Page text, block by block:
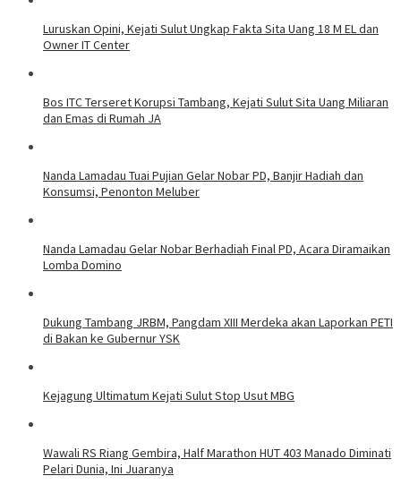
Luruskan Opini, Kejati Sulut Ungkap Fakta Sita Uang 18 M EL dan
Owner IT Center
Bos ITC Terseret Korupsi Tambang, Kejati Sulut Sita Uang Miliaran
dan Emas di Rumah JA
Nanda Lamadau Tuai Pujian Gelar Nobar PD, Banjir Hadiah dan
Konsumsi, Penonton Meluber
Nanda Lamadau Gelar Nobar Berhadiah Final PD, Acara Diramaikan
Lomba Domino
Dukung Tambang JRBM, Pangdam XIII Merdeka akan Laporkan PETI
di Bakan ke Gubernur YSK
Kejagung Ultimatum Kejati Sulut Stop Usut MBG
Wawali RS Riang Gembira, Half Marathon HUT 403 Manado Diminati
Pelari Dunia, Ini Juaranya